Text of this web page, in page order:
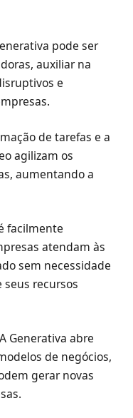
pode ser
auxiliar na
e
de tarefas e a
agilizam os
aumentando a
facilmente
atendam às
sem necessidade
recursos
Generativa abre
de negócios,
gerar novas